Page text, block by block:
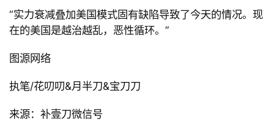
“实力衰减叠加美国模式固有缺陷导致了今天的情况。现
在的美国是越治越乱，恶性循环。 ”
图源网络
执笔/花叨叨&月半刀&宝刀刀
来源：补壹刀微信号